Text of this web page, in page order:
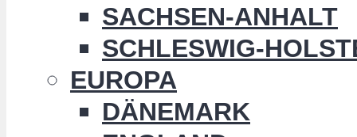
SACHSEN-ANHALT
SCHLESWIG-
EUROPA
DÄNEMARK